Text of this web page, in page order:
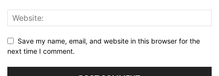
Save my name, email, and website in this browser for the
next time I comment.